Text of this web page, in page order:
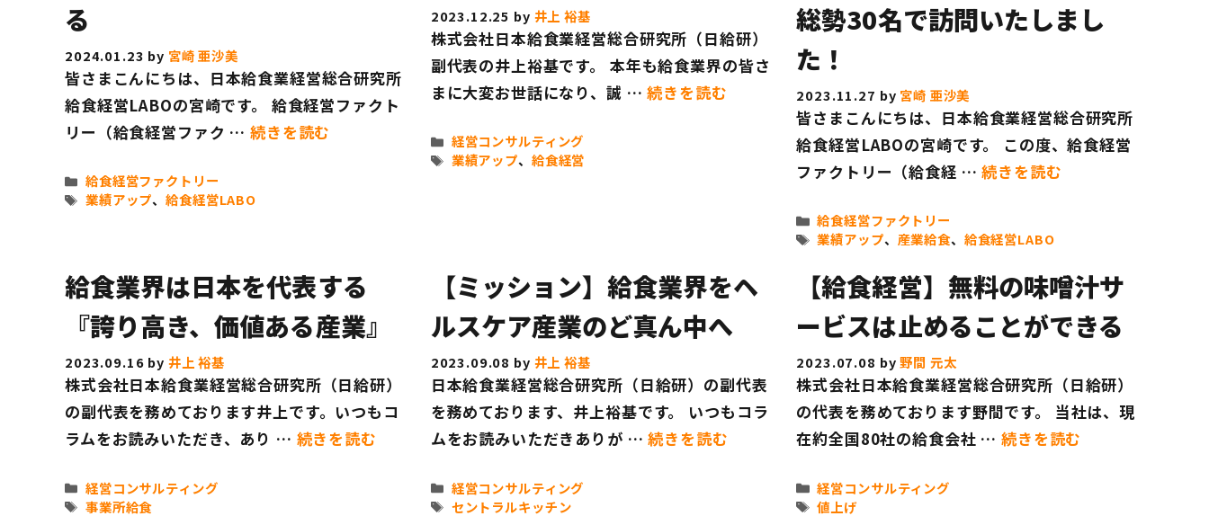
る
2024.01.23 by 宮崎 亜沙美
皆さまこんにちは、日本給食業経営総合研究所
給食経営LABOの宮崎です。 給食経営ファクト
リー（給食経営ファク …続きを読む
カ
テ
給食経営ファクトリー
タ
業績アップ、給食経営LABO
2023.12.25 by 井上 裕基
株式会社日本給食業経営総合研究所（日給研）
副代表の井上裕基です。 本年も給食業界の皆さ
まに大変お世話になり、誠 …続きを読む
カ
テ
経営コンサルティング
タ
業績アップ、 給食経営
総勢30名で訪問いたしまし
た！
2023.11.27 by 宮崎 亜沙美
皆さまこんにちは、日本給食業経営総合研究所
給食経営LABOの宮崎です。 この度、給食経営
ファクトリー（給食経 …続きを読む
カ
テ
リ
ー
給食経営ファクトリー
タ
業績アップ、 産業給食、 給食経営LABO
給食業界は日本を代表する
『誇り高き、価値ある産業』
2023.09.16 by 井上 裕基
株式会社日本給食業経営総合研究所（日給研）
の副代表を務めております井上です。いつもコ
ラムをお読みいただき、あり … 続きを読む
カ
テ
経営コンサルティング
タ
事業所給食
【ミッション】給食業界をヘ
ルスケア産業のど真ん中へ
2023.09.08 by 井上 裕基
日本給食業経営総合研究所（日給研）の副代表
を務めております、井上裕基です。 いつもコラ
ムをお読みいただきありが …続きを読む
カ
テ
経営コンサルティング
タ
セントラルキッチン
【給食経営】無料の味噌汁サ
ービスは止めることができる
2023.07.08 by野間 元太
株式会社日本給食業経営総合研究所（日給研）
の代表を務めております野間です。 当社は、現
在約全国80社の給食会社 …続きを読む
カ
テ
経営コンサルティング
タ
値上げ